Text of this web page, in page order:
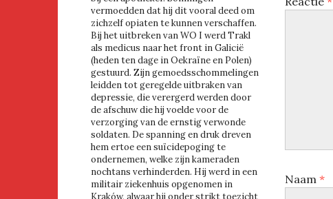
Naam *
vermoedden dat hij dit vooral deed om
zichzelf opiaten te kunnen verschaffen.
Bij het uitbreken van WO I werd Trakl
als medicus naar het front in Galicië
(heden ten dage in Oekraïne en Polen)
gestuurd. Zijn gemoedsschommelingen
leidden tot geregelde uitbraken van
depressie, die verergerd werden door
de afschuw die hij voelde voor de
verzorging van de ernstig verwonde
soldaten. De spanning en druk dreven
hem ertoe een suïcidepoging te
ondernemen, welke zijn kameraden
nochtans verhinderden. Hij werd in een
militair ziekenhuis opgenomen in